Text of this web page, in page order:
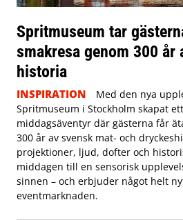
Spritmuseum tar
smakresa genom 300 år
historia
INSPIRATION
Med den nya
Spritmuseum i Stockholm skapat
middagsäventyr där gästerna får
300 år av svensk mat- och
projektioner, ljud, dofter och
middagen till en sensorisk
sinnen – och erbjuder något helt
eventmarknaden.